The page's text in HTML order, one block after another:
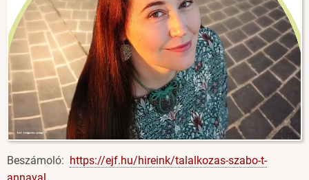
Beszámoló: https://ejf.hu/hireink/talalkozas-szabo-t-
annaval